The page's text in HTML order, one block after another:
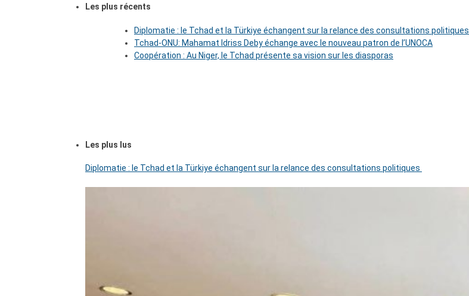
Les plus récents
Diplomatie : le Tchad et la Türkiye échangent sur la relance des consultations politiques
Tchad-ONU: Mahamat Idriss Deby échange avec le nouveau patron de l’UNOCA
Coopération : Au Niger, le Tchad présente sa vision sur les diasporas
Les plus lus
Diplomatie : le Tchad et la Türkiye échangent sur la relance des consultations politiques